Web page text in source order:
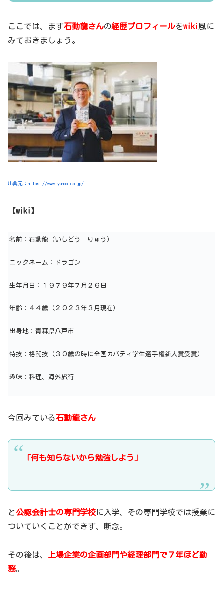
ここでは、まず石動龍さんの経歴プロフィールをwiki風に
みておきましょう。
出典元：https://www.yahoo.co.jp/
【wiki】
名前：石動龍（いしどう りゅう）
ニックネーム：ドラゴン
生年月日：１９７９年７月２６日
年齢：４４歳（２０２３年３月現在）
出身地：青森県八戸市
特技：格闘技（３０歳の時に全国カバティ学生選手権新人賞受賞）
趣味：料理、海外旅行
今回みている石動龍さん
「何も知らないから勉強しよう」
と公認会計士の専門学校に入学、その専門学校では授業に
ついていくことができず、断念。
その後は、
上場企業の企画部門や経理部門で７年ほど勤
務。